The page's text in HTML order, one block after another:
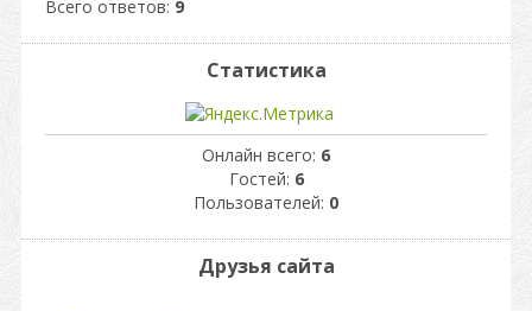
Всего ответов: 9
Статистика
Онлайн всего: 6
Гостей: 6
Пользователей: 0
Друзья сайта